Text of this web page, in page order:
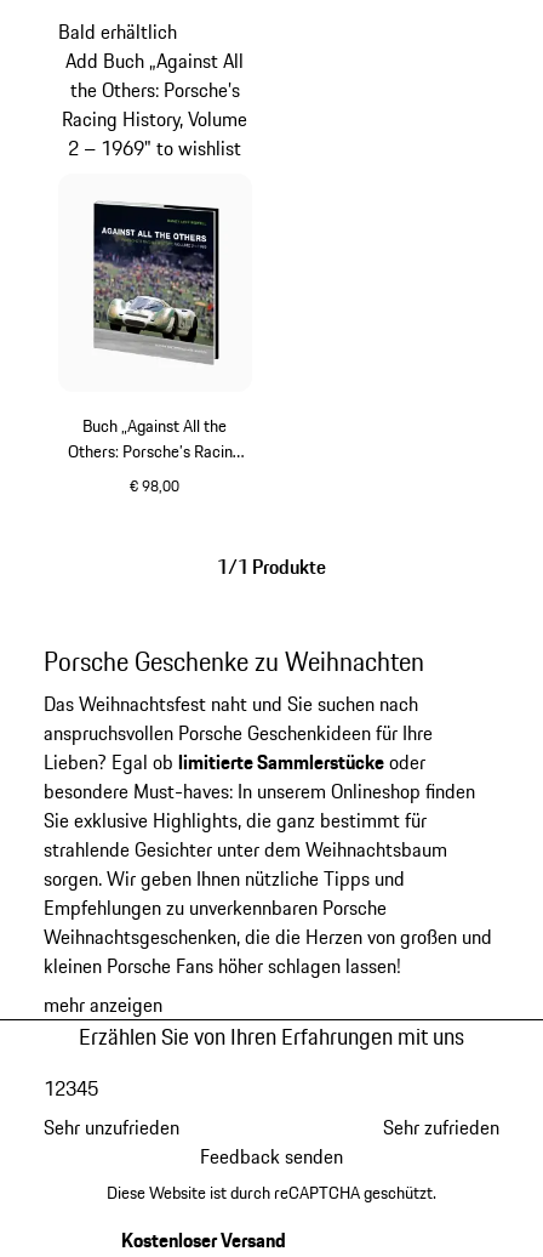
Buch „Against All the
Others: Porsche’s Racing
History, Volume 2 – 1969"
€ 98,00
Bald erhältlich
Add Buch „Against All
the Others: Porsche’s
Racing History, Volume
2 – 1969" to wishlist
1/1 Produkte
Porsche Geschenke zu Weihnachten
Das Weihnachtsfest naht und Sie suchen nach
anspruchsvollen Porsche Geschenkideen für Ihre
Lieben? Egal ob limitierte Sammlerstückeoder
besondere Must-haves: In unserem Onlineshop finden
Sie exklusive Highlights, die ganz bestimmt für
strahlende Gesichter unter dem Weihnachtsbaum
sorgen. Wir geben Ihnen nützliche Tipps und
Empfehlungen zu unverkennbaren Porsche
Weihnachtsgeschenken, die die Herzen von großen und
kleinen Porsche Fans höher schlagen lassen!
mehr anzeigen
Erzählen Sie von Ihren Erfahrungen mit uns
Sehr unzufrieden
12345
Sehr zufrieden
Feedback senden
Diese Website ist durch reCAPTCHA geschützt.
Kostenloser Versand